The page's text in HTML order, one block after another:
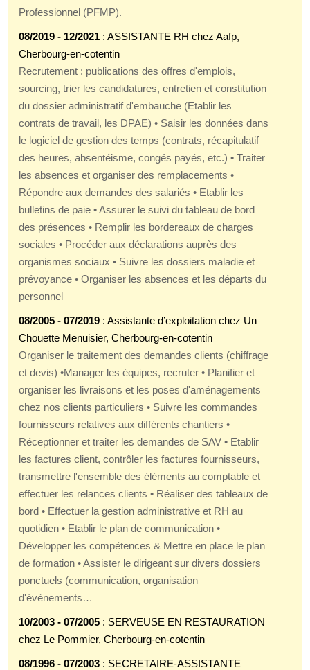
Professionnel (PFMP).
08/2019 - 12/2021 : ASSISTANTE RH chez Aafp,
Cherbourg-en-cotentin
Recrutement : publications des offres d'emplois,
sourcing, trier les candidatures, entretien et constitution
du dossier administratif d'embauche (Etablir les
contrats de travail, les DPAE) • Saisir les données dans
le logiciel de gestion des temps (contrats, récapitulatif
des heures, absentéisme, congés payés, etc.) • Traiter
les absences et organiser des remplacements •
Répondre aux demandes des salariés • Etablir les
bulletins de paie • Assurer le suivi du tableau de bord
des présences • Remplir les bordereaux de charges
sociales • Procéder aux déclarations auprès des
organismes sociaux • Suivre les dossiers maladie et
prévoyance • Organiser les absences et les départs du
personnel
08/2005 - 07/2019 : Assistante d’exploitation chez Un
Chouette Menuisier, Cherbourg-en-cotentin
Organiser le traitement des demandes clients (chiffrage
et devis) •Manager les équipes, recruter • Planifier et
organiser les livraisons et les poses d'aménagements
chez nos clients particuliers • Suivre les commandes
fournisseurs relatives aux différents chantiers •
Réceptionner et traiter les demandes de SAV • Etablir
les factures client, contrôler les factures fournisseurs,
transmettre l'ensemble des éléments au comptable et
effectuer les relances clients • Réaliser des tableaux de
bord • Effectuer la gestion administrative et RH au
quotidien • Etablir le plan de communication •
Développer les compétences & Mettre en place le plan
de formation • Assister le dirigeant sur divers dossiers
ponctuels (communication, organisation
d'évènements…
10/2003 - 07/2005 : SERVEUSE EN RESTAURATION
chez Le Pommier, Cherbourg-en-cotentin
08/1996 - 07/2003 : SECRETAIRE-ASSISTANTE